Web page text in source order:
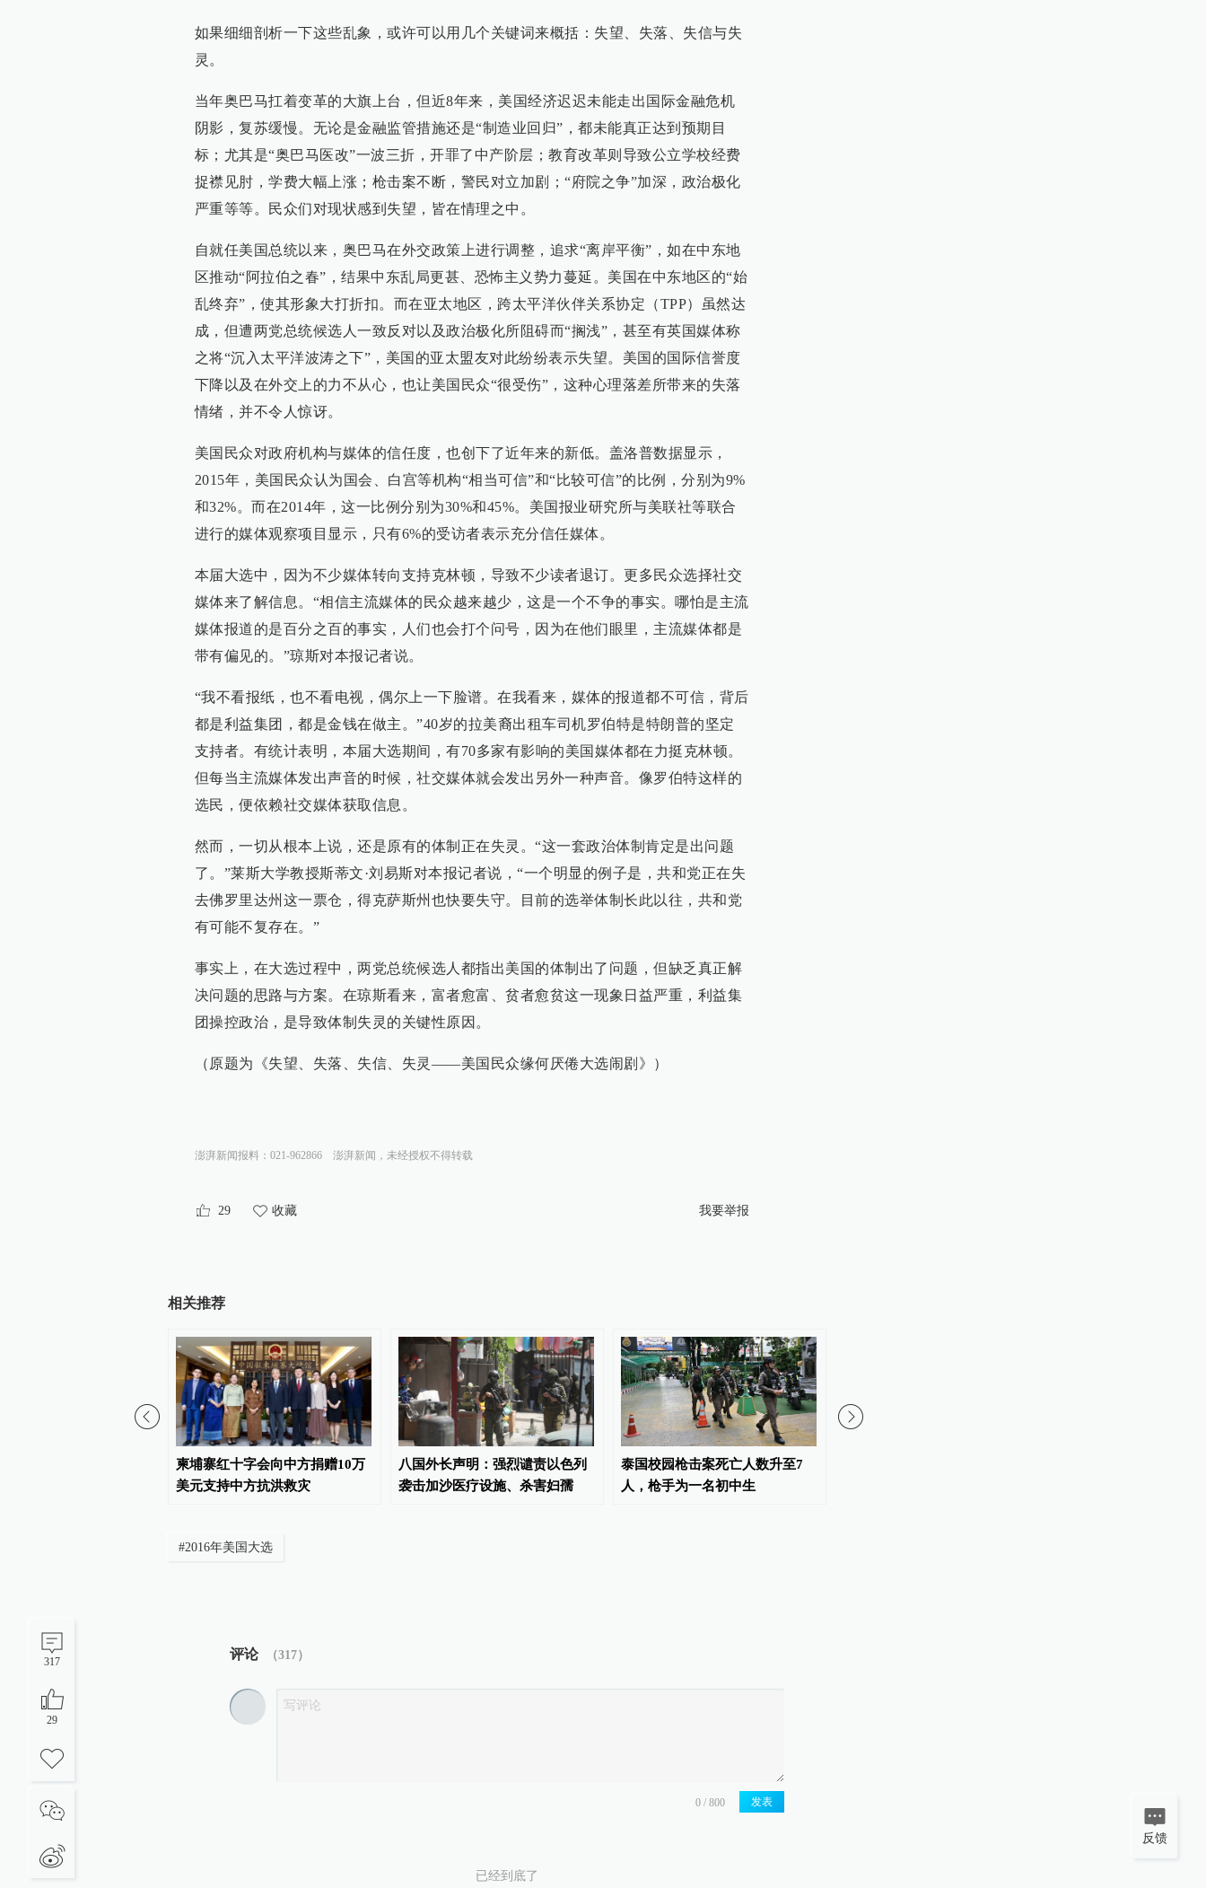
317
29
如果细细剖析一下这些乱象，或许可以用几个关键词来概括：失望、失落、失信与失
灵。
当年奥巴马扛着变革的大旗上台，但近8年来，美国经济迟迟未能走出国际金融危机
阴影，复苏缓慢。无论是金融监管措施还是“制造业回归”，都未能真正达到预期目
标；尤其是“奥巴马医改”一波三折，开罪了中产阶层；教育改革则导致公立学校经费
捉襟见肘，学费大幅上涨；枪击案不断，警民对立加剧；“府院之争”加深，政治极化
严重等等。民众们对现状感到失望，皆在情理之中。
自就任美国总统以来，奥巴马在外交政策上进行调整，追求“离岸平衡”，如在中东地
区推动“阿拉伯之春”，结果中东乱局更甚、恐怖主义势力蔓延。美国在中东地区的“始
乱终弃”，使其形象大打折扣。而在亚太地区，跨太平洋伙伴关系协定（TPP）虽然达
成，但遭两党总统候选人一致反对以及政治极化所阻碍而“搁浅”，甚至有英国媒体称
之将“沉入太平洋波涛之下”，美国的亚太盟友对此纷纷表示失望。美国的国际信誉度
下降以及在外交上的力不从心，也让美国民众“很受伤”，这种心理落差所带来的失落
情绪，并不令人惊讶。
美国民众对政府机构与媒体的信任度，也创下了近年来的新低。盖洛普数据显示，
2015年，美国民众认为国会、白宫等机构“相当可信”和“比较可信”的比例，分别为9%
和32%。而在2014年，这一比例分别为30%和45%。美国报业研究所与美联社等联合
进行的媒体观察项目显示，只有6%的受访者表示充分信任媒体。
本届大选中，因为不少媒体转向支持克林顿，导致不少读者退订。更多民众选择社交
媒体来了解信息。“相信主流媒体的民众越来越少，这是一个不争的事实。哪怕是主流
媒体报道的是百分之百的事实，人们也会打个问号，因为在他们眼里，主流媒体都是
带有偏见的。”琼斯对本报记者说。
“我不看报纸，也不看电视，偶尔上一下脸谱。在我看来，媒体的报道都不可信，背后
都是利益集团，都是金钱在做主。”40岁的拉美裔出租车司机罗伯特是特朗普的坚定
支持者。有统计表明，本届大选期间，有70多家有影响的美国媒体都在力挺克林顿。
但每当主流媒体发出声音的时候，社交媒体就会发出另外一种声音。像罗伯特这样的
选民，便依赖社交媒体获取信息。
然而，一切从根本上说，还是原有的体制正在失灵。“这一套政治体制肯定是出问题
了。”莱斯大学教授斯蒂文·刘易斯对本报记者说，“一个明显的例子是，共和党正在失
去佛罗里达州这一票仓，得克萨斯州也快要失守。目前的选举体制长此以往，共和党
有可能不复存在。”
事实上，在大选过程中，两党总统候选人都指出美国的体制出了问题，但缺乏真正解
决问题的思路与方案。在琼斯看来，富者愈富、贫者愈贫这一现象日益严重，利益集
团操控政治，是导致体制失灵的关键性原因。
（原题为《失望、失落、失信、失灵——美国民众缘何厌倦大选闹剧》）
澎湃新闻报料：021-962866 澎湃新闻，未经授权不得转载
29 收藏 我要举报
相关推荐
柬埔寨红十字会向中方捐赠10万
美元支持中方抗洪救灾
八国外长声明：强烈谴责以色列
袭击加沙医疗设施、杀害妇孺
泰国校园枪击案死亡人数升至7
人，枪手为一名初中生
#2016年美国大选
评论 （317）
发表
已经到底了
反馈